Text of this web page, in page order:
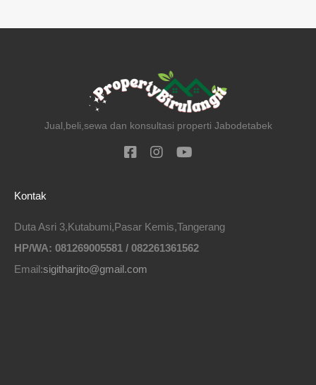
Jual,beli,sewa dan konsultasi properti Jabodetabek
Kontak
Duta Asri 3,Kutabumi,Pasar Kemis,Tangerang
HP/WA: 081269005581 / 082261361562
Email:sigitharjito@gmail.com